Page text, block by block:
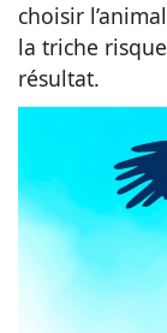
choisir
la triche
résultat.